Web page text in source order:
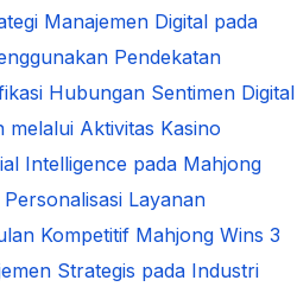
Manajemen Digital pada
Pendekatan
Hubungan Sentimen Digital
Aktivitas Kasino
Intelligence pada Mahjong
Layanan
Kompetitif Mahjong Wins 3
Strategis pada Industri